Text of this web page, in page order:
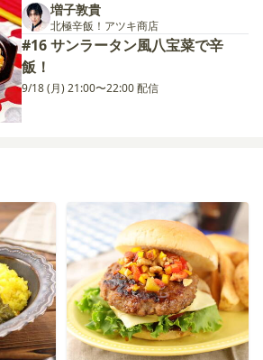
増子敦貴
北極辛飯！アツキ商店
#16 サンラータン風八宝菜で辛
飯！
9/18 (月) 21:00〜22:00 配信